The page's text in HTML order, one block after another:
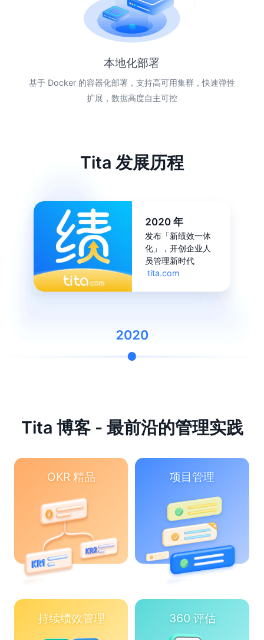
本地化部署
基于 Docker 的容器化部署，支持高可用集群，快速弹性
扩展，数据高度自主可控
Tita 发展历程
2020 年
发布「新绩效一体
化」，开创企业人
员管理新时代
tita.com
2020
Tita 博客 - 最前沿的管理实践
OKR 精品
持续绩效管理
项目管理
360 评估